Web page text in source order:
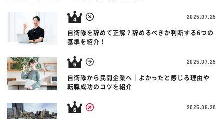
2025.07.25
自衛隊を辞めて正解？辞めるべきか判断する6つの
基準を紹介！
2025.07.25
自衛隊から民間企業へ｜よかったと感じる理由や
転職成功のコツを紹介
2025.06.30